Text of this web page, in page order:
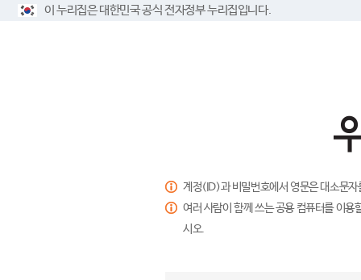
이 누리집은 대한민국 공식 전자정부 누리집입니다.
계정(ID)과 비밀번호에서 영문은 대소문
여러 사람이 함께 쓰는 공용 컴퓨터를 이
시오.